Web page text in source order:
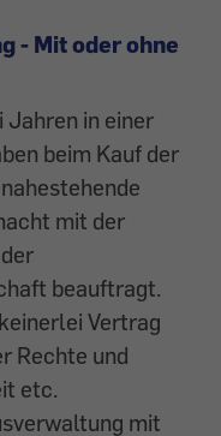
- Mit oder ohne
Jahren in einer
beim Kauf der
mit der
beauftragt.
Vertrag
Rechte und
etc.
mit